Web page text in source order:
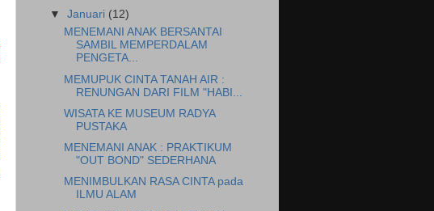
▼Januari (12)
MENEMANI ANAK BERSANTAI
SAMBIL MEMPERDALAM
PENGETA...
MEMUPUK CINTA TANAH AIR :
RENUNGAN DARI FILM "HABI...
WISATA KE MUSEUM RADYA
PUSTAKA
MENEMANI ANAK : PRAKTIKUM
"OUT BOND" SEDERHANA
MENIMBULKAN RASA CINTA pada
ILMU ALAM